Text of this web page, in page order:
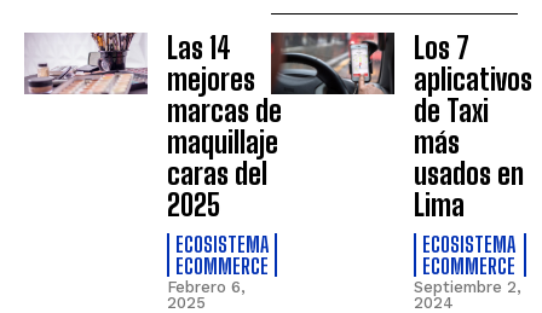
Las 14
mejores
marcas de
maquillaje
caras del
2025
ECOSISTEMA
ECOMMERCE
Febrero 6,
2025
Los 7
aplicativos
de Taxi
más
usados en
Lima
ECOSISTEMA
ECOMMERCE
Septiembre 2,
2024